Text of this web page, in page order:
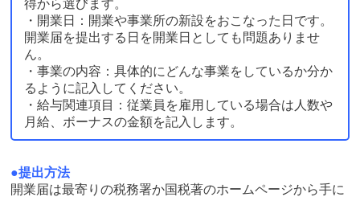
得から選びます。
・開業日：開業や事業所の新設をおこなった日です。
開業届を提出する日を開業日としても問題ありませ
ん。
・事業の内容：具体的にどんな事業をしているか分か
るように記入してください。
・給与関連項目：従業員を雇用している場合は人数や
月給、ボーナスの金額を記入します。
●提出方法
開業届は最寄りの税務署か国税著のホームページから手に